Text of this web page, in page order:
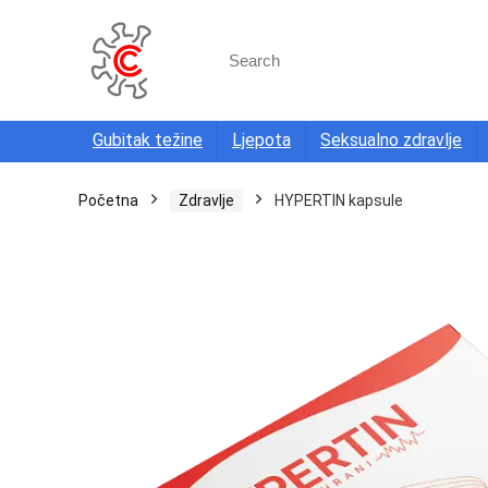
for:
Gubitak težine Ljepota Seksualno zdravlje
Početna Zdravlje HYPERTIN kapsule